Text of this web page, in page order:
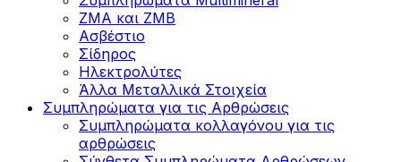
ZMA και ZMB
Ασβέστιο
Σίδηρος
Ηλεκτρολύτες
Άλλα Mεταλλικά Στοιχεία
Συμπληρώματα για τις Αρθρώσεις
Συμπληρώματα κολλαγόνου για τις
αρθρώσεις